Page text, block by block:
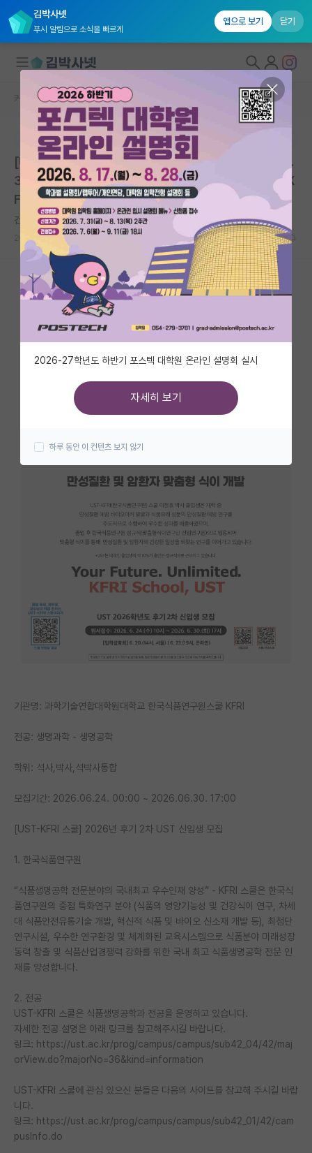
김박사넷
푸시 알림으로 소식을 빠르게
앱으로 보기 닫기
대학원생 모집
국내대학원 정보
연구실&오픈랩
커뮤니티
커뮤니티 홈
전체글보기
베스트 게시판
IF 명예의전당
자유 게시판(아무개랩)
미국 유학 게시판
미국 대학원 합격 후기 게시판
대학원 합격 후기 게시판
연구실(PI) 홍보 게시판
석박사 채용 정보 게시판
임용 정보 게시판
학부 인턴 게시판
임용 후기 게시판
PI 전용 게시판
특수/전문대학원 게시판
반도체/AI 게시판
이벤트
반도체 아카데미
재팬라운지 🌸
커뮤니티 홈 대학원생 모집 게시판
본문이 수정되지 않는 박제글입니다.
[UST-KFRI 스쿨] 2026년도 후기 2차 신입생 모집 (~6.
30.) | 과학기술연합대학원대학교 한국식품연구원스쿨 K
FRI | 마감: 2026.06.30. 17:00
건강한 시몬 드 보부아르
2026.06.30
기관명: 과학기술연합대학원대학교 한국식품연구원스쿨 KFRI
전공: 생명과학 - 생명공학
학위: 석사,박사,석박사통합
모집기간: 2026.06.24. 00:00 ~ 2026.06.30. 17:00
[UST-KFRI 스쿨] 2026년 후기 2차 UST 신입생 모집
1. 한국식품연구원
“식품생명공학 전문분야의 국내최고 우수인재 양성” - KFRI 스쿨은 한국식
품연구원의 중점 특화연구 분야 (식품의 영양기능성 및 건강식이 연구, 차세
대 식품안전유통기술 개발, 혁신적 식품 및 바이오 신소재 개발 등), 최첨단
연구시설, 우수한 연구환경 및 체계화된 교육시스템으로 식품분야 미래성장
동력 창출 및 식품산업경쟁력 강화를 위한 국내 최고 식품생명공학 전문 인
재를 양성합니다.
2. 전공
UST-KFRI 스쿨은 식품생명공학과 전공을 운영하고 있습니다.
자세한 전공 설명은 아래 링크를 참고해주시길 바랍니다.
링크: https://ust.ac.kr/prog/campus/campus/sub42_04/42/maj
orView.do?majorNo=36&kind=information
UST-KFRI 스쿨에 관심 있으신 분들은 다음의 사이트를 참고해 주시길 바랍
니다.
링크: https://ust.ac.kr/prog/campus/campus/sub42_01/42/cam
pusInfo.do
2026-27학년도 하반기 포스텍 대학원 온라인 설명회 실시
자세히 보기
하루 동안 이 컨텐츠 보지 않기